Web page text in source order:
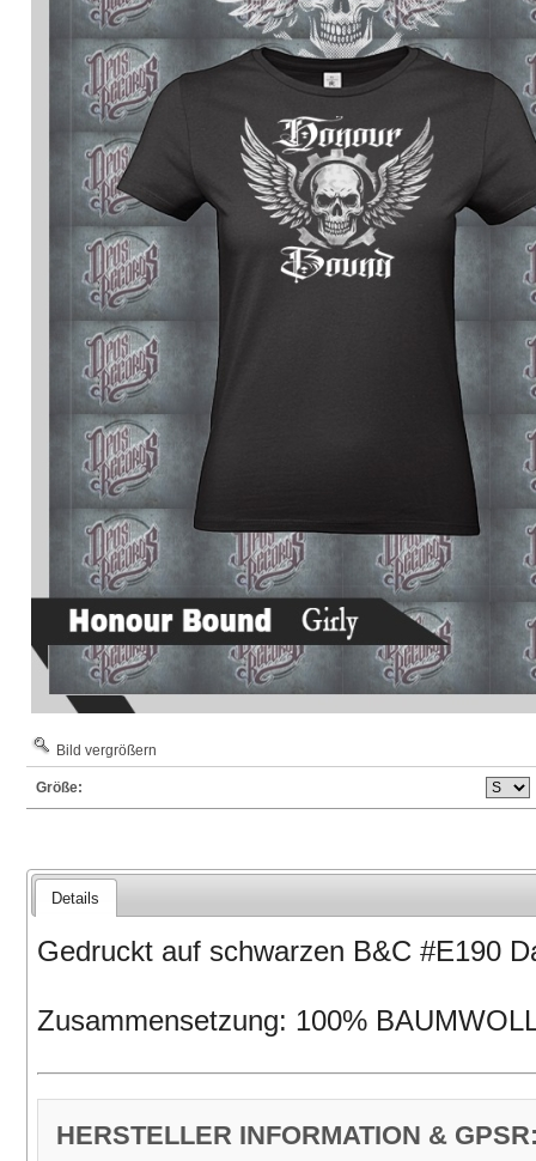
Bild vergrößern
Größe:
Details
Gedruckt auf schwarzen B&C #E190
Zusammensetzung: 100%
HERSTELLER INFORMATION &